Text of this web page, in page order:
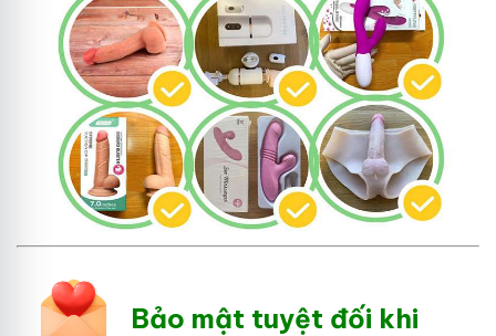
Bảo mật tuyệt đối khi